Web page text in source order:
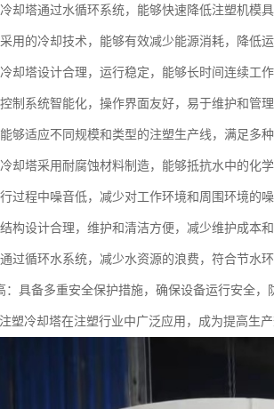
却塔通过水循环系统，能够快速降低注塑机模
用的冷却技术，能够有效减少能源消耗，降低
却塔设计合理，运行稳定，能够长时间连续工
制系统智能化，操作界面友好，易于维护和管
够适应不同规模和类型的注塑生产线，满足多种
却塔采用耐腐蚀材料制造，能够抵抗水中的化
过程中噪音低，减少对工作环境和周围环境的噪
构设计合理，维护和清洁方便，减少维护成本和
过循环水系统，减少水资源的浪费，符合节水环
：具备多重安全保护措施，确保设备运行安全，
塑冷却塔在注塑行业中广泛应用，成为提高生